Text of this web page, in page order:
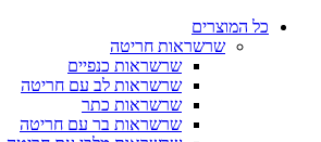
כל המוצרים
שרשראות חריטה
שרשראות כנפיים
שרשראות לב עם חריטה
שרשראות כתר
שרשראות בר עם חריטה